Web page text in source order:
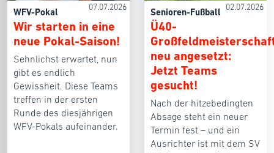
07.07.2026
WFV-Pokal
Wir starten in eine
neue Pokal-Saison!
Sehnlichst erwartet, nun
gibt es endlich
Gewissheit. Diese Teams
treffen in der ersten
Runde des diesjährigen
WFV-Pokals aufeinander.
02.07.2026
Senioren-Fußball
Ü40-
neu angesetzt:
Jetzt Teams
gesucht!
Nach der hitzebedingten
Absage steht ein neuer
Termin fest – und ein
Ausrichter ist mit dem SV